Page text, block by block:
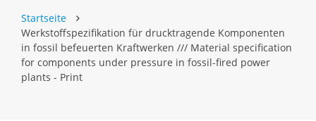
Startseite
Werkstoffspezifikation für drucktragende Komponenten
in fossil befeuerten Kraftwerken /// Material specification
for components under pressure in fossil-fired power
plants - Print